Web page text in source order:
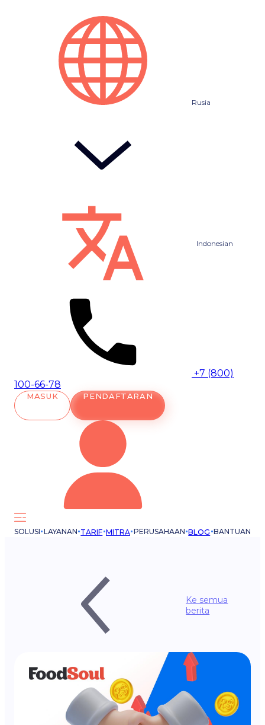
Rusia
Indonesian
+7 (800)
100-66-78
MASUK PENDAFTARAN
SOLUSI LAYANAN TARIF MITRA PERUSAHAAN BLOG BANTUAN
Ke semua
berita